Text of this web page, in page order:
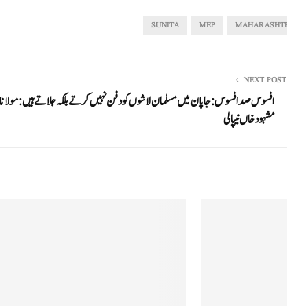
MEP
SUNITA
NEXT POST
افسوس صد افسوس: جاپان میں مسلمان لاشوں کو دفن نہیں کرتے بلکہ جلاتے ہیں: مولانا
مشہود خاں نیپالی